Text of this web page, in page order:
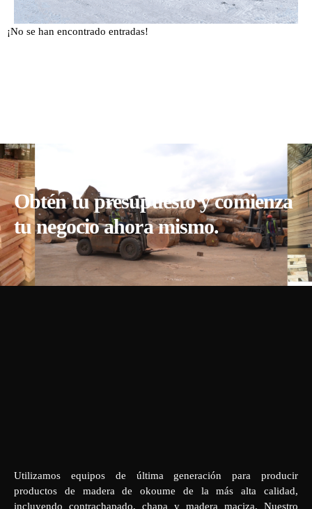
¡No se han encontrado entradas!
Obtén tu presupuesto y comienza
tu negocio ahora mismo.
Utilizamos equipos de última generación para producir
productos de madera de okoume de la más alta calidad,
incluyendo contrachapado, chapa y madera maciza. Nuestro